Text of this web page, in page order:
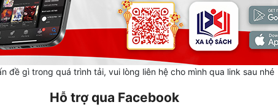
đề gì trong quá trình tải, vui lòng liên hệ cho mình qua link sau nhé
Hỗ trợ qua Facebook